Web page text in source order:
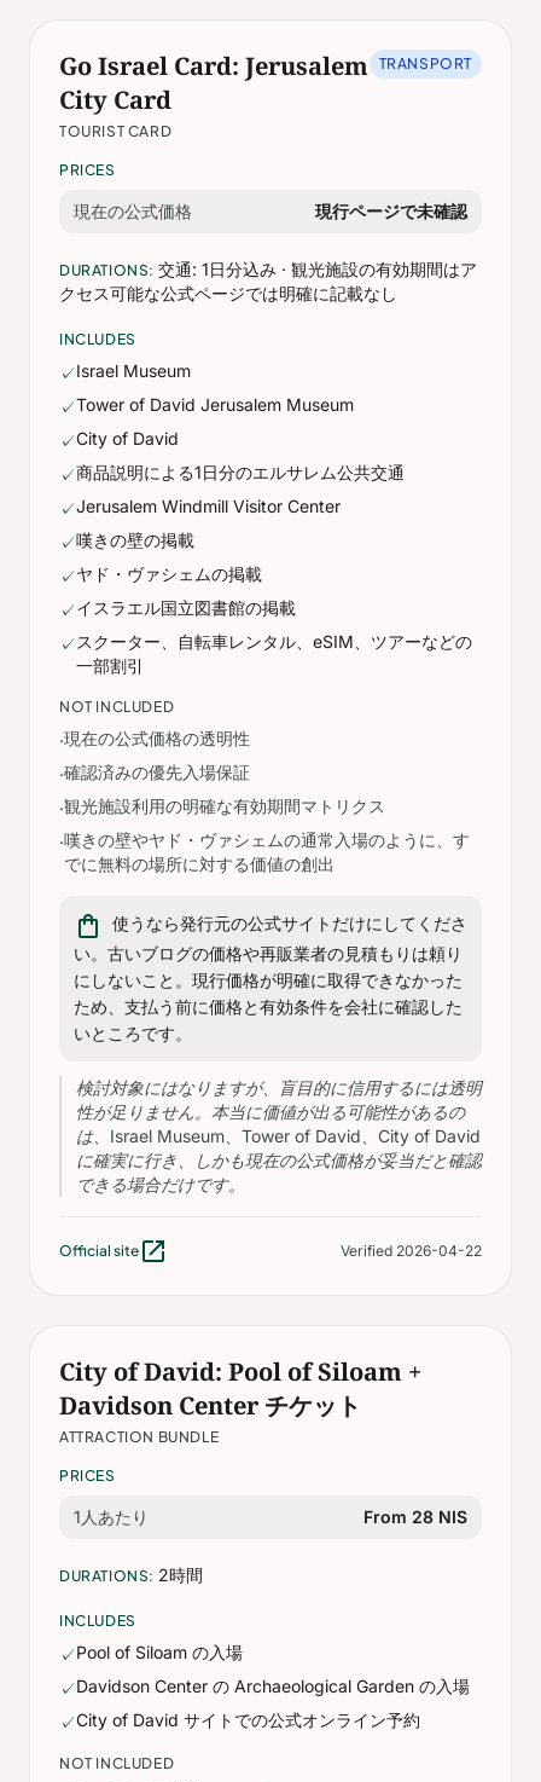
Go Israel Card: Jerusalem
City Card
TOURIST CARD
TRANSPORT
PRICES
現在の公式価格 現行ページで未確認
DURATIONS: 交通: 1日分込み · 観光施設の有効期間はア
クセス可能な公式ページでは明確に記載なし
INCLUDES
✓Israel Museum
✓Tower of David Jerusalem Museum
✓City of David
✓商品説明による1日分のエルサレム公共交通
✓Jerusalem Windmill Visitor Center
✓嘆きの壁の掲載
✓ヤド・ヴァシェムの掲載
✓イスラエル国立図書館の掲載
✓ スクーター、自転車レンタル、eSIM、ツアーなどの
一部割引
NOT INCLUDED
·現在の公式価格の透明性
·確認済みの優先入場保証
·観光施設利用の明確な有効期間マトリクス
·嘆きの壁やヤド・ヴァシェムの通常入場のように、す
でに無料の場所に対する価値の創出
shopping_bag
使うなら発行元の公式サイトだけにしてくださ
い。古いブログの価格や再販業者の見積もりは頼り
にしないこと。現行価格が明確に取得できなかった
ため、支払う前に価格と有効条件を会社に確認した
いところです。
検討対象にはなりますが、盲目的に信用するには透明
性が足りません。本当に価値が出る可能性があるの
は、Israel Museum、Tower of David、City of David
に確実に行き、しかも現在の公式価格が妥当だと確認
できる場合だけです。
Official site open_in_new Verified 2026-04-22
City of David: Pool of Siloam +
Davidson Center チケット
ATTRACTION BUNDLE
PRICES
1人あたり From 28 NIS
DURATIONS: 2時間
INCLUDES
✓Pool of Siloam の入場
✓Davidson Center の Archaeological Garden の入場
✓City of David サイトでの公式オンライン予約
NOT INCLUDED